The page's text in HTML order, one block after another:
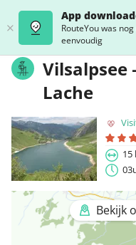
App
RouteYou was
eenvoudig
Vilsalpsee
Lache
15
Bekijk